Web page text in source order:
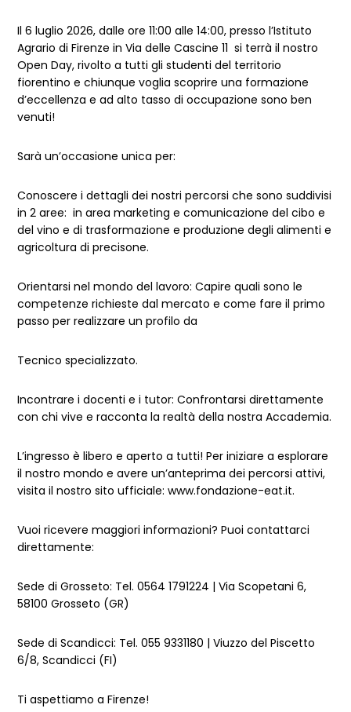
Il 6 luglio 2026, dalle ore 11:00 alle 14:00, presso l’Istituto
Agrario di Firenze in Via delle Cascine 11 si terrà il nostro
Open Day, rivolto a tutti gli studenti del territorio
fiorentino e chiunque voglia scoprire una formazione
d’eccellenza e ad alto tasso di occupazione sono ben
venuti!
Sarà un’occasione unica per:
Conoscere i dettagli dei nostri percorsi che sono suddivisi
in 2 aree: in area marketing e comunicazione del cibo e
del vino e di trasformazione e produzione degli alimenti e
agricoltura di precisone.
Orientarsi nel mondo del lavoro: Capire quali sono le
competenze richieste dal mercato e come fare il primo
passo per realizzare un profilo da
Tecnico specializzato.
Incontrare i docenti e i tutor: Confrontarsi direttamente
con chi vive e racconta la realtà della nostra Accademia.
L’ingresso è libero e aperto a tutti! Per iniziare a esplorare
il nostro mondo e avere un’anteprima dei percorsi attivi,
visita il nostro sito ufficiale: www.fondazione-eat.it.
Vuoi ricevere maggiori informazioni? Puoi contattarci
direttamente:
Sede di Grosseto: Tel. 0564 1791224 | Via Scopetani 6,
58100 Grosseto (GR)
Sede di Scandicci: Tel. 055 9331180 | Viuzzo del Piscetto
6/8, Scandicci (FI)
Ti aspettiamo a Firenze!